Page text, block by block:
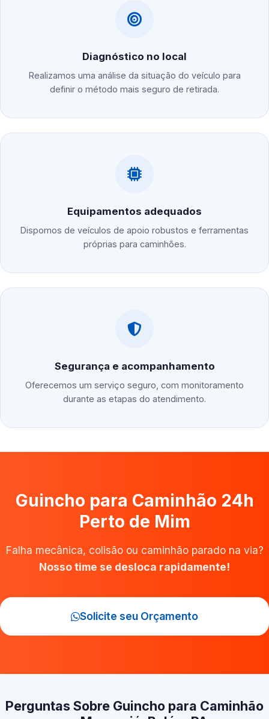
Diagnóstico no local
Realizamos uma análise da situação do veículo para
definir o método mais seguro de retirada.
Equipamentos adequados
Dispomos de veículos de apoio robustos e ferramentas
próprias para caminhões.
Segurança e acompanhamento
Oferecemos um serviço seguro, com monitoramento
durante as etapas do atendimento.
Guincho para Caminhão 24h
Perto de Mim
Falha mecânica, colisão ou caminhão parado na via?
Nosso time se desloca rapidamente!
Solicite seu Orçamento
Perguntas Sobre Guincho para Caminhão